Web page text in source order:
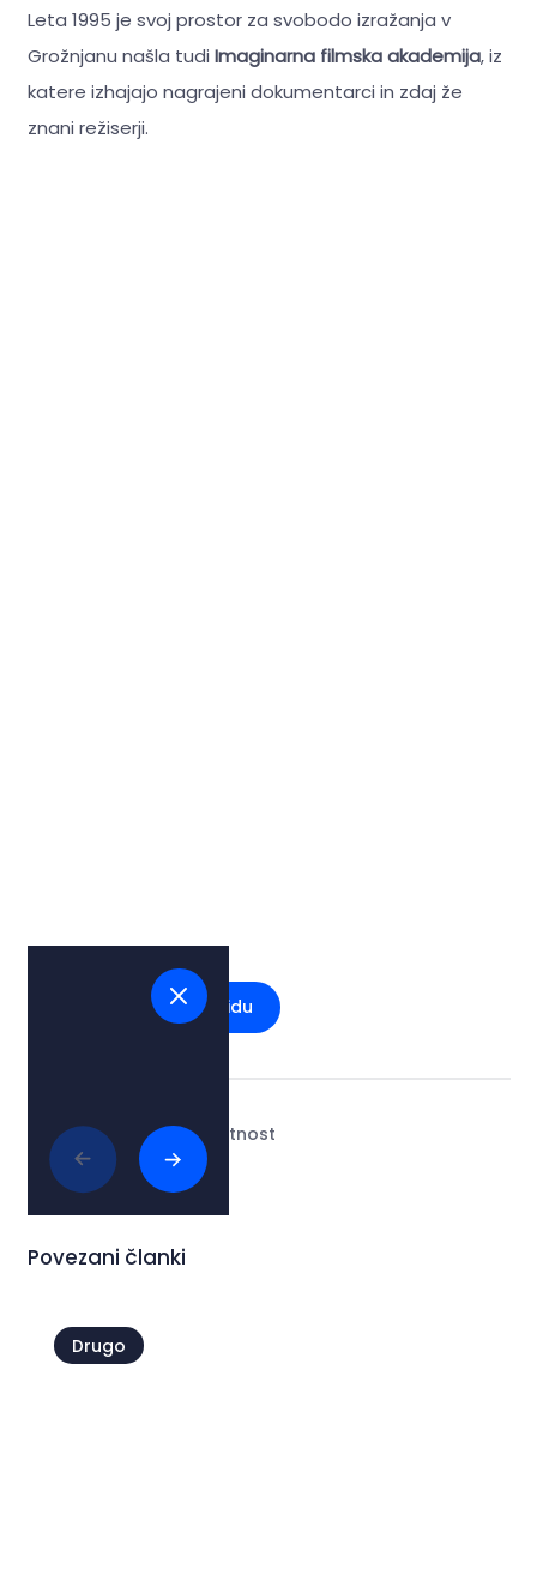
Leta 1995 je svoj prostor za svobodo izražanja v
Grožnjanu našla tudi Imaginarna filmska akademija, iz
katere izhajajo nagrajeni dokumentarci in zdaj že
znani režiserji.
Glej na zemljevidu
Tags: #kultura in umetnost
Povezani članki
Drugo